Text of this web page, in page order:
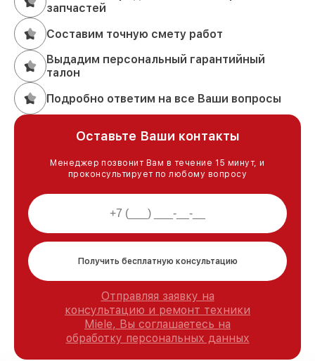
запчастей
Составим точную смету работ
Выдадим персональный гарантийный
талон
Подробно ответим на все Ваши вопросы
Оставьте Ваши контакты
Менеджер позвонит Вам в течение 15 минут, и
проконсультирует по любому вопросу
Получить бесплатную консультацию
Отправляя заявку на
консультацию и ремонт техники
Miele, Вы соглашаетесь на
обработку персональных данных